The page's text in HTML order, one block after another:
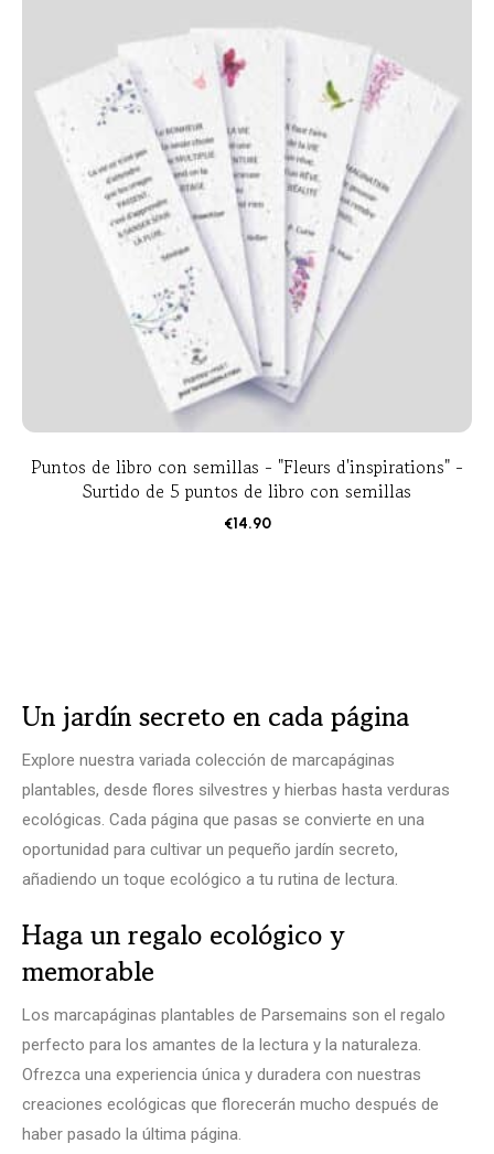
Puntos de libro con semillas - "Fleurs d'inspirations" -
Surtido de 5 puntos de libro con semillas
€14.90
Un jardín secreto en cada página
Explore nuestra variada colección de marcapáginas
plantables, desde flores silvestres y hierbas hasta verduras
ecológicas. Cada página que pasas se convierte en una
oportunidad para cultivar un pequeño jardín secreto,
añadiendo un toque ecológico a tu rutina de lectura.
Haga un regalo ecológico y
memorable
Los marcapáginas plantables de Parsemains son el regalo
perfecto para los amantes de la lectura y la naturaleza.
Ofrezca una experiencia única y duradera con nuestras
creaciones ecológicas que florecerán mucho después de
haber pasado la última página.